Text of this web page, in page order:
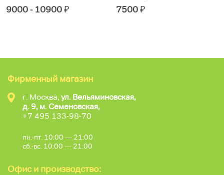
9000 - 10900₽ 7500₽
Фирменный магазин
г. Москва, ул. Вельяминовская,
д. 9, м. Семеновская,
+7 495 133-98-70
пн.-пт. 10:00 — 21:00
сб.-вс. 10:00 — 21:00
Офис и производство: